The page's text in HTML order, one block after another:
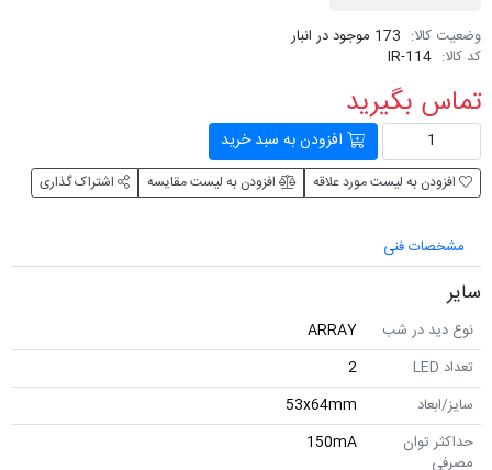
وضعیت کالا: 173 موجود در انبار
کد کالا: IR-114
تماس بگیرید
افزودن به سبد خرید
افزودن به لیست مورد علاقه افزودن به لیست مقایسه اشتراک گذاری
مشخصات فنی
سایر
نوع دید در شب
ARRAY
تعداد LED
2
سایز/ابعاد
53x64mm
حداکثر توان
مصرفی
150mA